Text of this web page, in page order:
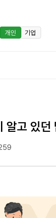
개인 기업
고 있던